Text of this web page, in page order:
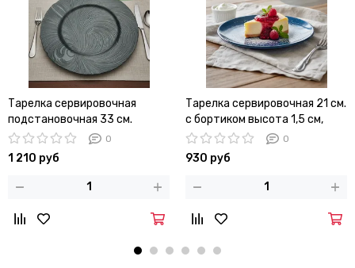
Тарелка сервировочная
подстановочная 33 см.
стеклянная
0
1 210 руб
Тарелка сервировочная 21 см.
с бортиком высота 1,5 см,
стеклянная
0
930 руб